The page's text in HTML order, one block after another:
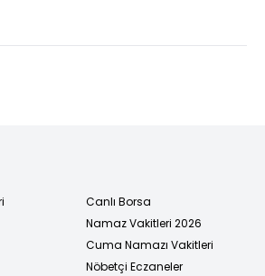
Canlı Borsa
Namaz Vakitleri 2026
Cuma Namazı Vakitleri
Nöbetçi Eczaneler